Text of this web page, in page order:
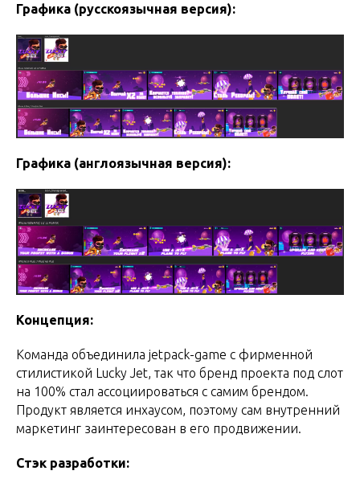
Графика (русскоязычная версия):
Графика (англоязычная версия):
Концепция:
Команда объединила jetpack-game с фирменной
стилистикой Lucky Jet, так что бренд проекта под слот
на 100% стал ассоциироваться с самим брендом.
Продукт является инхаусом, поэтому сам внутренний
маркетинг заинтересован в его продвижении.
Стэк разработки: